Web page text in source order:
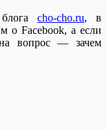
cho-cho.ru, в
о Facebook, а если
на вопрос — зачем